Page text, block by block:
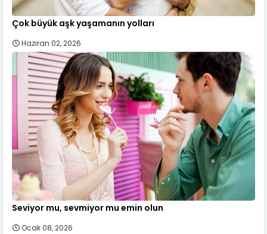
Çok büyük aşk yaşamanın yolları
Haziran 02, 2026
Seviyor mu, sevmiyor mu emin olun
Ocak 08, 2026